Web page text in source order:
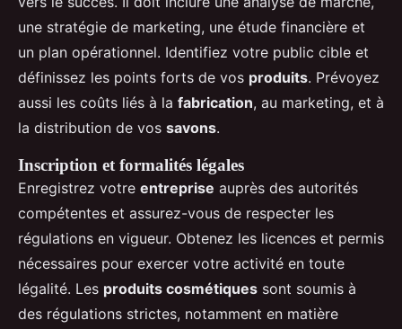
une stratégie de marketing, une étude financière et
un plan opérationnel. Identifiez votre public cible et
définissez les points forts de vos produits. Prévoyez
aussi les coûts liés à la fabrication, au marketing, et à
la distribution de vos savons.
Inscription et formalités légales
Enregistrez votre entreprise auprès des autorités
compétentes et assurez-vous de respecter les
régulations en vigueur. Obtenez les licences et permis
nécessaires pour exercer votre activité en toute
légalité. Les produits cosmétiques sont soumis à
des régulations strictes, notamment en matière